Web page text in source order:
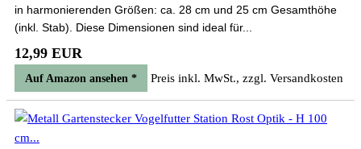
in harmonierenden Größen: ca. 28 cm und 25 cm Gesamthöhe
(inkl. Stab). Diese Dimensionen sind ideal für...
12,99 EUR
Auf Amazon ansehen * Preis inkl. MwSt., zzgl. Versandkosten